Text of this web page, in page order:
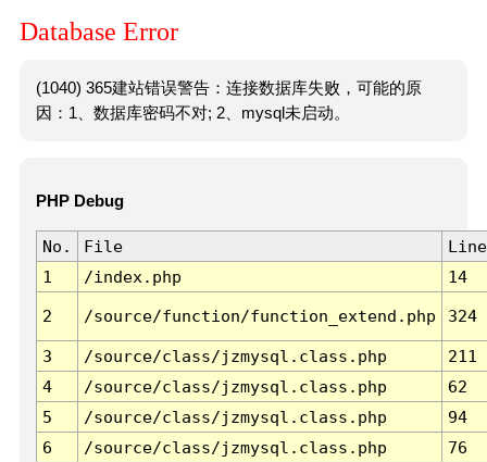
Database Error
(1040) 365建站错误警告：连接数据库失败，可能的原
因：1、数据库密码不对; 2、mysql未启动。
PHP Debug
No. File
Line
1
/index.php 14
2 /source/function/function_extend.php 324
3 /source/class/jzmysql.class.php
211
4
/source/class/jzmysql.class.php
62
5
/source/class/jzmysql.class.php
94
6
/source/class/jzmysql.class.php 76